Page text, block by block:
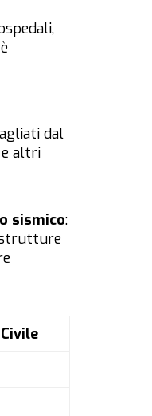
dal
e altri
sismico:
strutture